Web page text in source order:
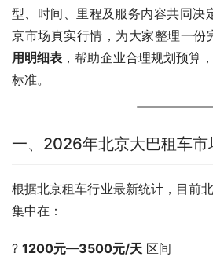
型、时间、里程及服务内容共同决
京市场真实行情，为大家整理一份
用明细表 ，帮助企业合理规划预算
标准。
一、2026年北京大巴租车市
根据北京租车行业最新统计，目前
集中在：
? 1200元—3500元/天 区间